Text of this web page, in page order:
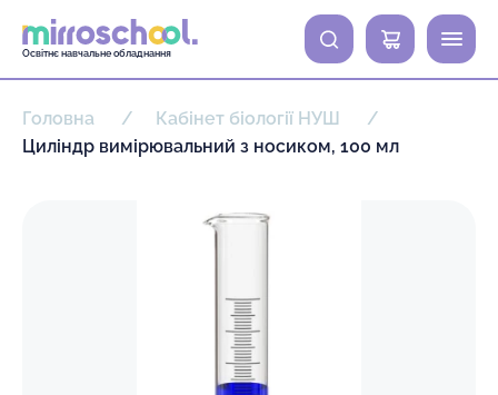
Освітнє навчальне обладнання
0
Головна
Кабінет біології НУШ
Циліндр вимірювальний з носиком, 100 мл